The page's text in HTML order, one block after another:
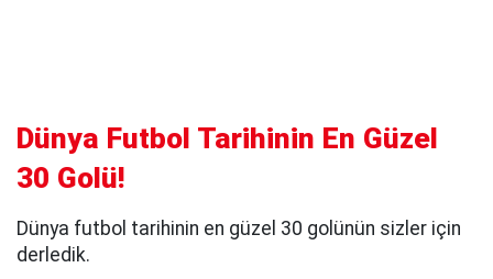
Dünya Futbol Tarihinin En Güzel
30 Golü!
Dünya futbol tarihinin en güzel 30 golünün sizler için
derledik.